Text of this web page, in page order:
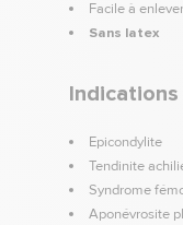
Facile à enlever
Sans latex
Epicondylite
Tendinite
Syndrome
Aponévrosite